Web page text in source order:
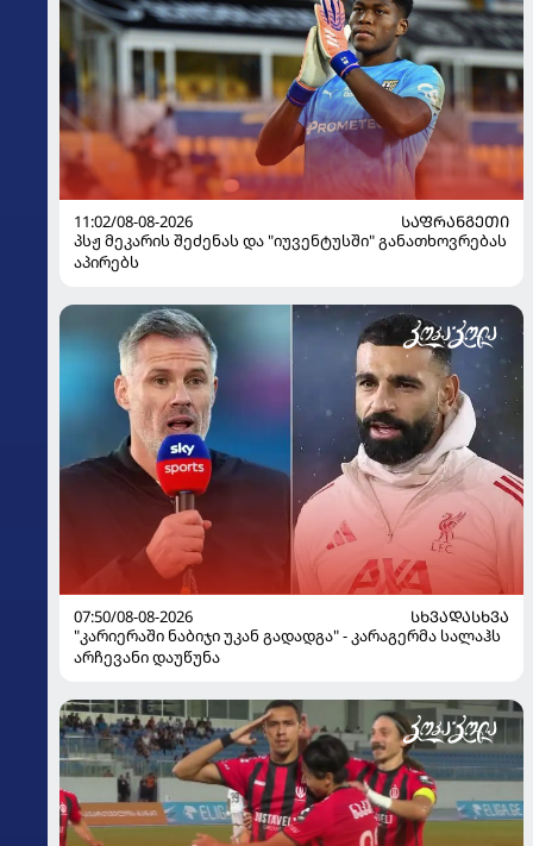
11:02/08-08-2026
ᲡᲐᲤᲠᲐᲜᲒᲔᲗᲘ
პსჟ მეკარის შეძენას და "იუვენტუსში" განათხოვრებას
აპირებს
07:50/08-08-2026
ᲡᲮᲕᲐᲓᲐᲡᲮᲕᲐ
"კარიერაში ნაბიჯი უკან გადადგა" - კარაგერმა სალაჰს
არჩევანი დაუწუნა